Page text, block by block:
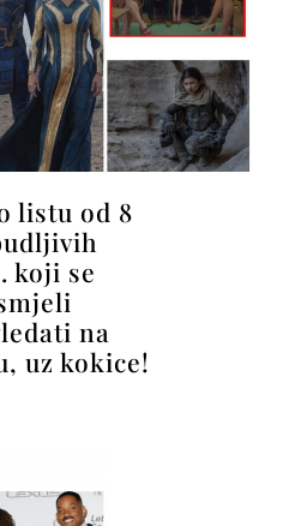
listu od 8
koji se
na
uz kokice!